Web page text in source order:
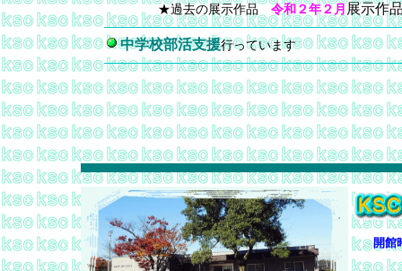
★過去の展示作品 令和２年２月 展示作
中学校部活支援行っています
開